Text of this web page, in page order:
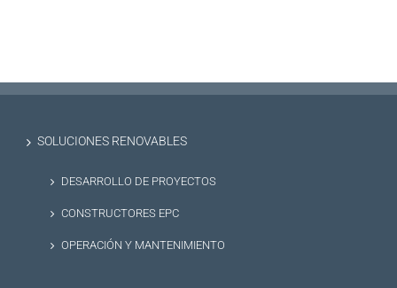
SOLUCIONES RENOVABLES
DESARROLLO DE PROYECTOS
CONSTRUCTORES EPC
OPERACIÓN Y MANTENIMIENTO